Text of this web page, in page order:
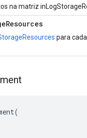
na matriz
Resources
para